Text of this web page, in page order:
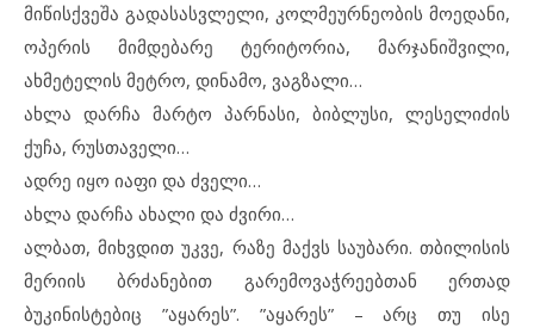
მიწისქვეშა გადასასვლელი, კოლმეურნეობის მოედანი,
ოპერის მიმდებარე ტერიტორია, მარჯანიშვილი,
ახმეტელის მეტრო, დინამო, ვაგზალი…
ახლა დარჩა მარტო პარნასი, ბიბლუსი, ლესელიძის
ქუჩა, რუსთაველი…
ადრე იყო იაფი და ძველი…
ახლა დარჩა ახალი და ძვირი…
ალბათ, მიხვდით უკვე, რაზე მაქვს საუბარი. თბილისის
მერიის ბრძანებით გარემოვაჭრეებთან ერთად
ბუკინისტებიც ”აყარეს”. ”აყარეს” – არც თუ ისე